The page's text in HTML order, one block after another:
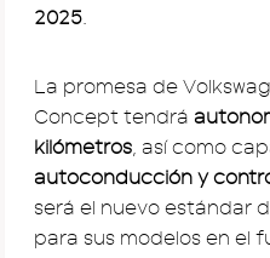
2025.
La promesa de
Concept tendrá
kilómetros, así como
autoconducción y
será el nuevo estándar
para sus modelos en el